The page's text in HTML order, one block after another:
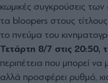
κωμικές συγκρούσεις
τα bloopers στους
το πνεύμα του
Τετάρτη 8/7 στις 20:50,
περιπέτεια που μπορεί
αλλά προσφέρει ρυθμό,